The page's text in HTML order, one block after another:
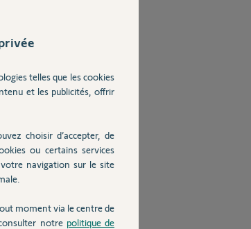
telles que les cookies
et les publicités, offrir
choisir d’accepter, de
ou certains services
navigation sur le site
moment via le centre de
notre politique de